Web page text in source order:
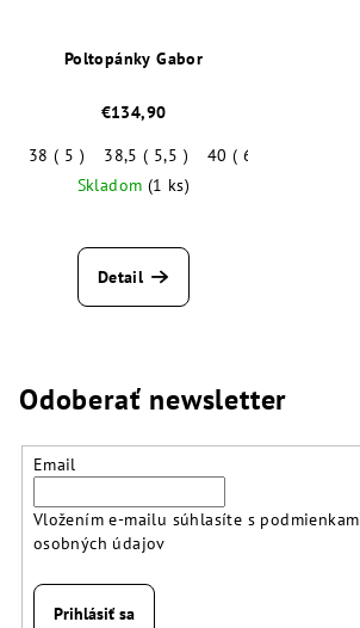
Poltopánky Gabor
€134,90
38 ( 5 )
38,5 ( 5,5 ) 40 ( 6,5 )
Skladom (1 ks)
Detail
Odoberať newsletter
Email
Vložením e-mailu súhlasíte s
osobných údajov
Prihlásiť sa